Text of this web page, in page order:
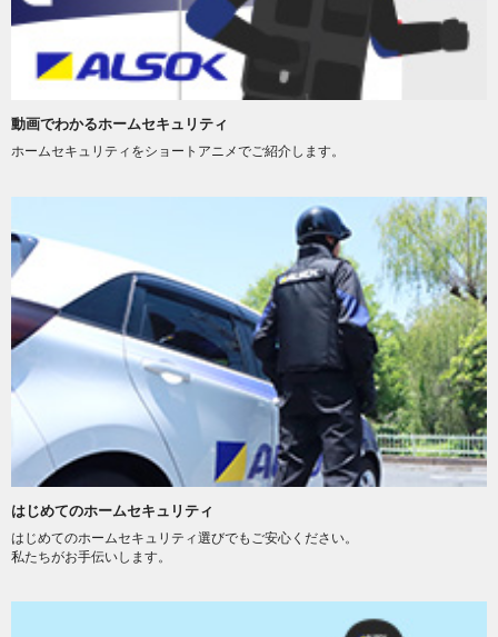
動画でわかるホームセキュリティ
ホームセキュリティをショートアニメでご紹介します。
はじめてのホームセキュリティ
はじめてのホームセキュリティ選びでもご安心ください。
私たちがお手伝いします。